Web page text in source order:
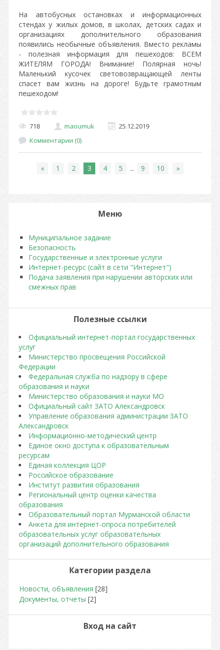
На автобусных остановках и информационных
стендах у жилых домов, в школах, детских садах и
организациях дополнительного образования
появились необычные объявления. Вместо рекламы
- полезная информация для пешеходов: ВСЕМ
ЖИТЕЛЯМ ГОРОДА! Внимание! Полярная ночь!
Маленький кусочек световозвращающей ленты
спасет вам жизнь на дороге! Будьте грамотным
пешеходом!
718 maoumuk
25.12.2019
Комментарии (0)
« 1 2 3 4 5 ... 9 10 »
Меню
Муниципальное задание
Безопасность
Государственные и электронные услуги
Интернет-ресурс (сайт в сети "Интернет")
Подача заявления при нарушении авторских или
смежных прав
Полезные ссылки
Официальный интернет-портал государственных
услуг
Министерство просвещения Российской
Федерации
Федеральная служба по надзору в сфере
образования и науки
Министерство образования и науки МО
Официальный сайт ЗАТО Александровск
Управление образования администрации ЗАТО
Александровск
Информационно-методический центр
Единое окно доступа к образовательным
ресурсам
Единая коллекция ЦОР
Российское образование
Институт развития образования
Региональный центр оценки качества
образования
Образовательный портал Мурманской области
Анкета для интернет-опроса потребителей
образовательных услуг образовательных
организаций дополнительного образования
Категории раздела
Новости, объявления [28]
Документы, отчеты [2]
Вход на сайт